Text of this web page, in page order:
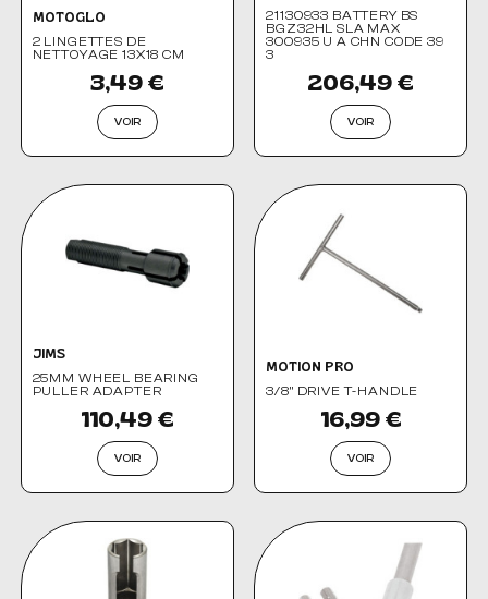
MOTOGLO
2 LINGETTES DE
NETTOYAGE 13X18 CM
3,49 €
VOIR
21130933 BATTERY BS
BGZ32HL SLA MAX
300935 U A CHN CODE 39
3
206,49 €
VOIR
JIMS
25MM WHEEL BEARING
PULLER ADAPTER
110,49 €
VOIR
MOTION PRO
3/8" DRIVE T-HANDLE
16,99 €
VOIR